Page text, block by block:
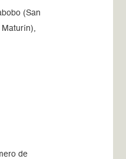
(San
de